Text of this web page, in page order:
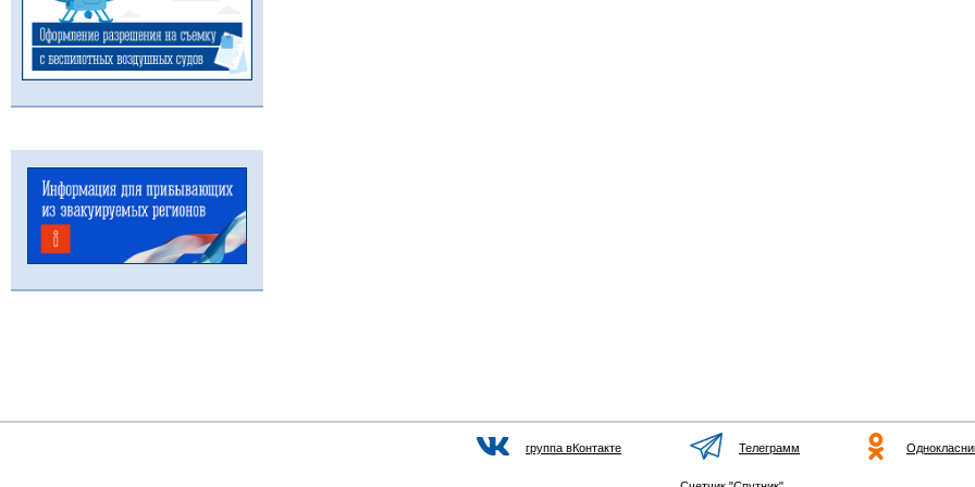
группа вКонтакте Телеграмм